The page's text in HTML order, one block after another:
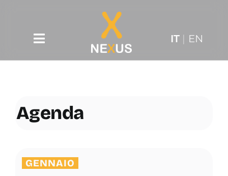
Toggle
Navigation
Factory
Agenda
IT| EN
Agenda
GENNAIO